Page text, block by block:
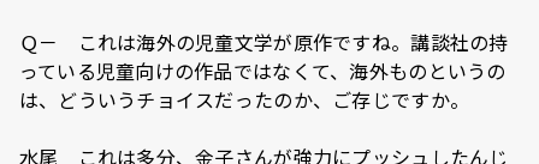
Ｑ－ これは海外の児童文学が原作ですね。講談社の持
っている児童向けの作品ではなくて、海外ものというの
は、どういうチョイスだったのか、ご存じですか。
水尾 これは多分、金子さんが強力にプッシュしたんじ